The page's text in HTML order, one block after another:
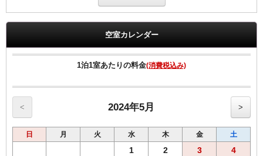
れた「あんこう鍋セット」として、産地直送のお土産としてご自宅に
で、「身、皮、肝、胃、エラ、卵巣、トモ（ひれ）」をあんこう7つ
道具と呼びます。
部位によって違う食感を楽しめ、淡白でコラーゲンたっぷりなのに低
EPAなど豊富な栄養を含んでおり、見た目と食感から海のフォアグ
ラ」ともいわれております。
※ホテルチェックイン時にお申込み用紙を記入頂き最終申し込み完了
となります。
※商品のご到着は最終お申込日より1週間前後かかりますので予めご
空室カレンダー
1泊1室あたりの料金(消費税込み)
< 2024年5月 >
日 月 火 水 木 金 土
1 2 3 4